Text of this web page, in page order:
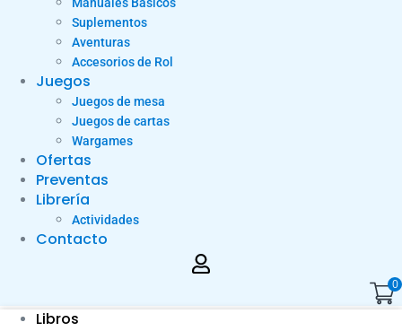
Manuales Básicos
Suplementos
Aventuras
Accesorios de Rol
Juegos
Juegos de mesa
Juegos de cartas
Wargames
Ofertas
Preventas
Librería
Actividades
Contacto
0
Libros